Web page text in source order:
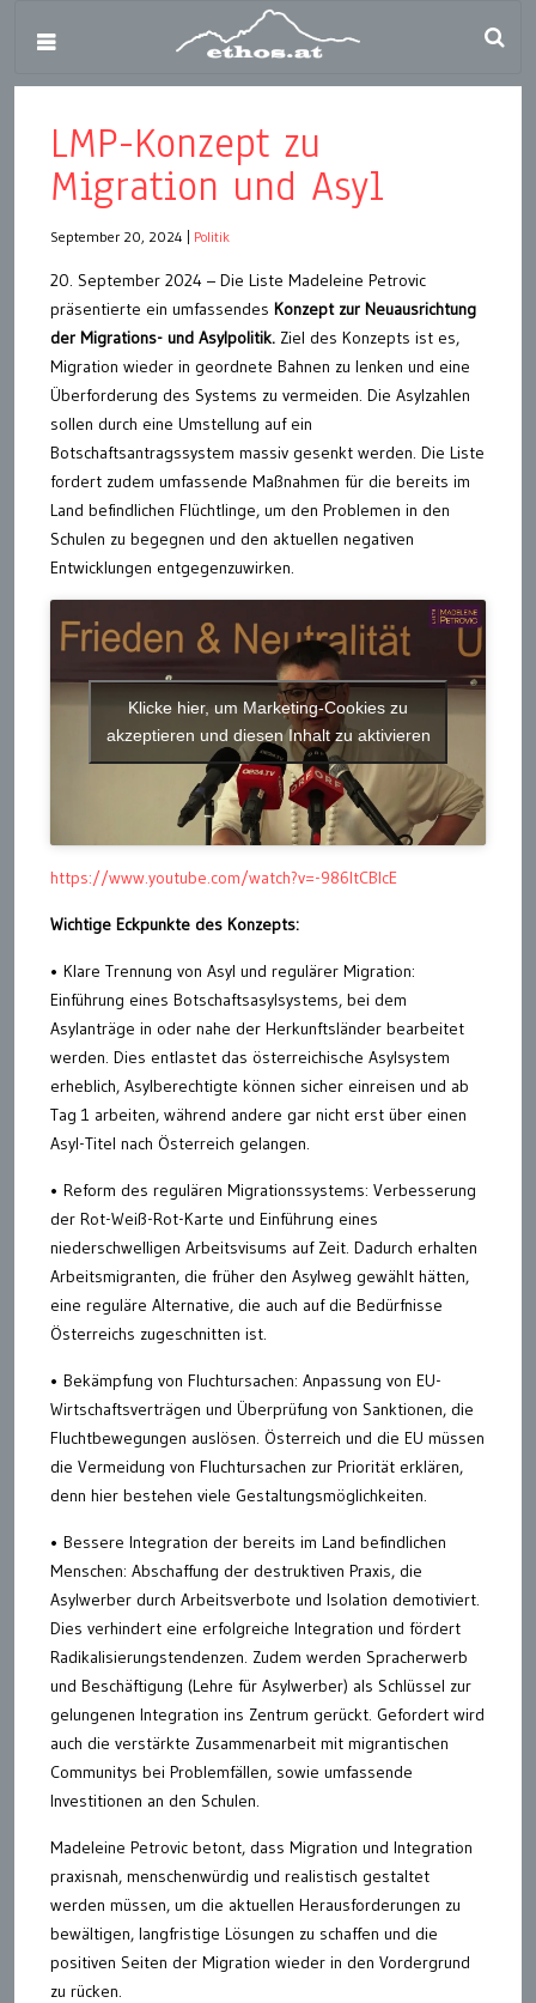
LMP-Konzept zu
Migration und Asyl
September 20, 2024 Politik
20. September 2024 – Die Liste Madeleine Petrovic
präsentierte ein umfassendes Konzept zur Neuausrichtung
der Migrations- und Asylpolitik. Ziel des Konzepts ist es,
Migration wieder in geordnete Bahnen zu lenken und eine
Überforderung des Systems zu vermeiden. Die Asylzahlen
sollen durch eine Umstellung auf ein
Botschaftsantragssystem massiv gesenkt werden. Die Liste
fordert zudem umfassende Maßnahmen für die bereits im
Land befindlichen Flüchtlinge, um den Problemen in den
Schulen zu begegnen und den aktuellen negativen
Entwicklungen entgegenzuwirken.
Klicke hier, um Marketing-Cookies zu
akzeptieren und diesen Inhalt zu aktivieren
https://www.youtube.com/watch?v=-986ltCBlcE
Wichtige Eckpunkte des Konzepts:
• Klare Trennung von Asyl und regulärer Migration:
Einführung eines Botschaftsasylsystems, bei dem
Asylanträge in oder nahe der Herkunftsländer bearbeitet
werden. Dies entlastet das österreichische Asylsystem
erheblich, Asylberechtigte können sicher einreisen und ab
Tag 1 arbeiten, während andere gar nicht erst über einen
Asyl-Titel nach Österreich gelangen.
• Reform des regulären Migrationssystems: Verbesserung
der Rot-Weiß-Rot-Karte und Einführung eines
niederschwelligen Arbeitsvisums auf Zeit. Dadurch erhalten
Arbeitsmigranten, die früher den Asylweg gewählt hätten,
eine reguläre Alternative, die auch auf die Bedürfnisse
Österreichs zugeschnitten ist.
• Bekämpfung von Fluchtursachen: Anpassung von EU-
Wirtschaftsverträgen und Überprüfung von Sanktionen, die
Fluchtbewegungen auslösen. Österreich und die EU müssen
die Vermeidung von Fluchtursachen zur Priorität erklären,
denn hier bestehen viele Gestaltungsmöglichkeiten.
• Bessere Integration der bereits im Land befindlichen
Menschen: Abschaffung der destruktiven Praxis, die
Asylwerber durch Arbeitsverbote und Isolation demotiviert.
Dies verhindert eine erfolgreiche Integration und fördert
Radikalisierungstendenzen. Zudem werden Spracherwerb
und Beschäftigung (Lehre für Asylwerber) als Schlüssel zur
gelungenen Integration ins Zentrum gerückt. Gefordert wird
auch die verstärkte Zusammenarbeit mit migrantischen
Communitys bei Problemfällen, sowie umfassende
Investitionen an den Schulen.
Madeleine Petrovic betont, dass Migration und Integration
praxisnah, menschenwürdig und realistisch gestaltet
werden müssen, um die aktuellen Herausforderungen zu
bewältigen, langfristige Lösungen zu schaffen und die
positiven Seiten der Migration wieder in den Vordergrund
zu rücken.